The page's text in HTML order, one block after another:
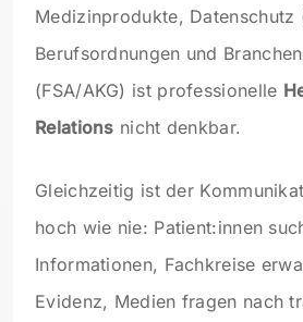
Medizinprodukte, Datenschutz
Berufsordnungen und
(FSA/AKG) ist professionelle
Relations nicht denkbar.
Gleichzeitig ist der
hoch wie nie: Patient:innen
Informationen, Fachkreise
Evidenz, Medien fragen nach